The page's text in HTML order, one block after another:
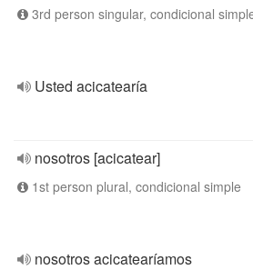
3rd person singular, condicional
Usted acicatearía
nosotros [acicatear]
1st person plural, condicional simple
nosotros acicatearíamos